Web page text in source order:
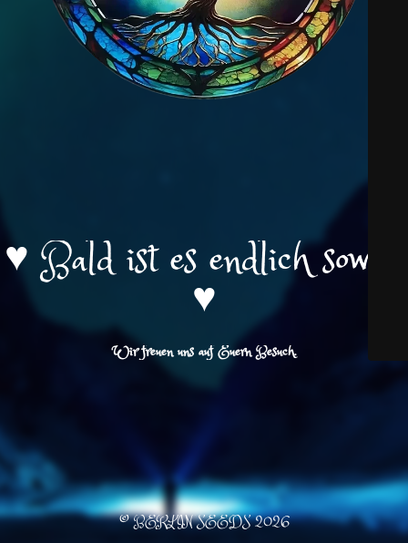
♥️ Bald ist es endlich soweit
♥️
Wir freuen uns auf Euern Besuch.
© BERLIN SEEDS 2026